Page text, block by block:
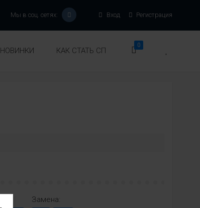
Вход Регистрация
Мы в соц. сетях:
НОВИНКИ КАК СТАТЬ СП
0
Замена: